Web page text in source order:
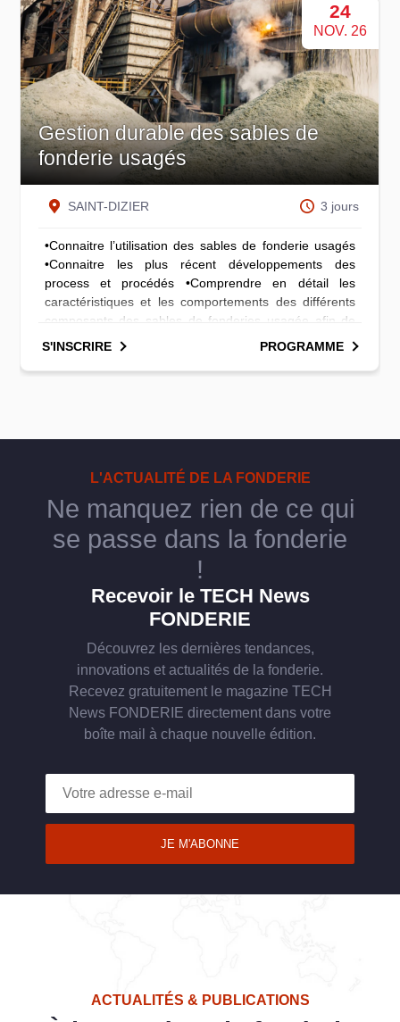
Management des équipes
01
DÉC. 26
SEDAN 3 jours
Le management c’est : mettre tout en œuvre pour
atteindre les objectifs d’une entreprise. Manager c’est :
mettre en œuvre les principes et outils nécessaires à
l’atteinte des résultats.
S'INSCRIRE PROGRAMME
Ne manquez rien de ce qui
se passe dans la fonderie
!
L'ACTUALITÉ DE LA FONDERIE
Recevoir le TECH News
FONDERIE
Découvrez les dernières tendances,
innovations et actualités de la fonderie.
Recevez gratuitement le magazine TECH
News FONDERIE directement dans votre
boîte mail à chaque nouvelle édition.
JE M'ABONNE
ACTUALITÉS & PUBLICATIONS